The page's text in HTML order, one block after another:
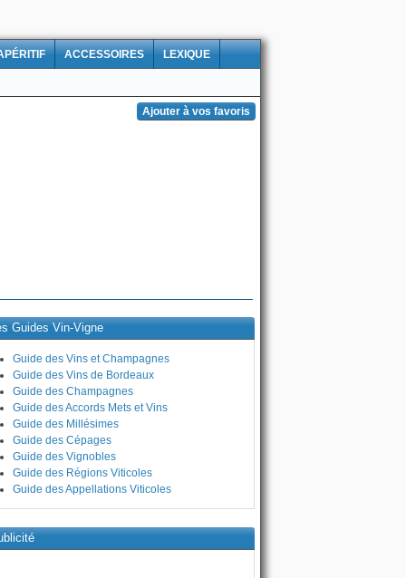
ACCESSOIRES LEXIQUE
Guides Vin-Vigne
Guide des Vins et Champagnes
Guide des Vins de Bordeaux
Guide des Champagnes
Guide des Accords Mets et Vins
Guide des Millésimes
Guide des Cépages
Guide des Vignobles
Guide des Régions Viticoles
Guide des Appellations Viticoles